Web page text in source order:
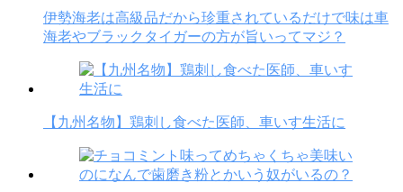
伊勢海老は高級品だから珍重されているだけで味は車
海老やブラックタイガーの方が旨いってマジ？
【九州名物】鶏刺し食べた医師、車いす生活に